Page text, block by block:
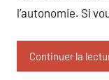
l’autonomie. Si
Continuer la